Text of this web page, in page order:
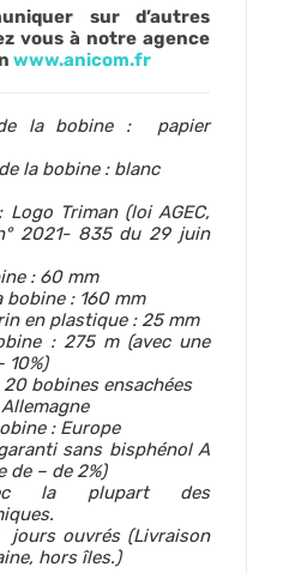
sur d’autres
vous à notre agence
www.anicom.fr
la bobine : papier
la bobine : blanc
Triman (loi AGEC,
2021- 835 du 29 juin
: 60 mm
bobine : 160 mm
en plastique : 25 mm
: 275 m (avec une
10%)
bobines ensachées
: Europe
sans bisphénol A
de – de 2%)
la plupart des
jours ouvrés (Livraison
hors îles.)